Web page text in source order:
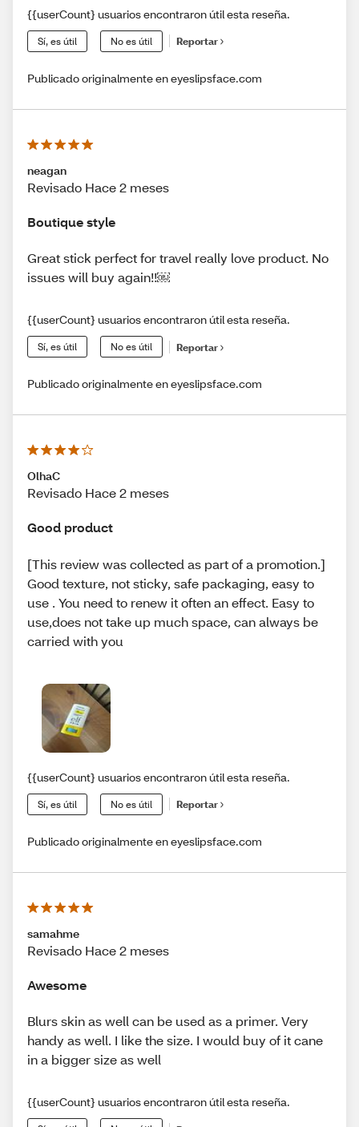
{{userCount} usuarios encontraron útil esta reseña.
Sí, es útil No es útil Reportar
Publicado originalmente en eyeslipsface.com
neagan
Revisado Hace 2 meses
Boutique style
Great stick perfect for travel really love product. No
issues will buy again!!￼
{{userCount} usuarios encontraron útil esta reseña.
Sí, es útil No es útil Reportar
Publicado originalmente en eyeslipsface.com
OlhaC
Revisado Hace 2 meses
Good product
[This review was collected as part of a promotion.]
Good texture, not sticky, safe packaging, easy to
use . You need to renew it often an effect. Easy to
use,does not take up much space, can always be
carried with you
{{userCount} usuarios encontraron útil esta reseña.
Sí, es útil No es útil Reportar
Publicado originalmente en eyeslipsface.com
samahme
Revisado Hace 2 meses
Awesome
Blurs skin as well can be used as a primer. Very
handy as well. I like the size. I would buy of it cane
in a bigger size as well
{{userCount} usuarios encontraron útil esta reseña.